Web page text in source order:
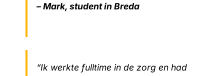
– Mark, student in Breda
“Ik werkte fulltime in de zorg en had